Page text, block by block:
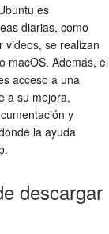
es
diarias, como
videos, se realizan
macOS. Además, el
acceso a una
a su mejora,
y
la ayuda
descargar